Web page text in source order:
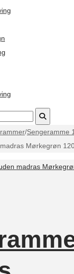
/Sengeramme
Mørkegrøn